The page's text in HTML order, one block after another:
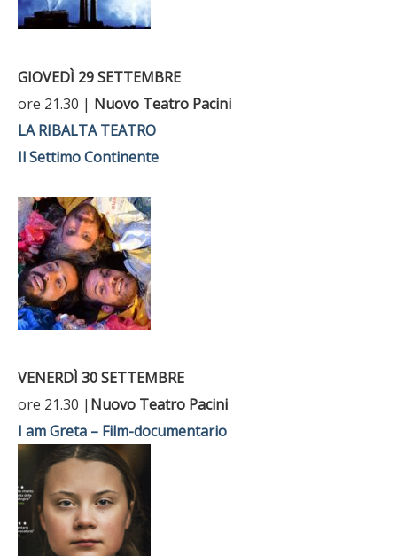
GIOVEDÌ 29 SETTEMBRE
ore 21.30 | Nuovo Teatro Pacini
LA RIBALTA TEATRO
Il Settimo Continente
VENERDÌ 30 SETTEMBRE
ore 21.30 | Nuovo Teatro Pacini
I am Greta – Film-documentario